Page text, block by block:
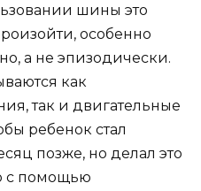
шины это
особенно
а не эпизодически.
как
так и двигательные
ребенок стал
позже, но делал это
с помощью